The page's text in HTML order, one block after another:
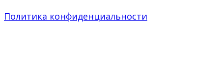
Политика конфиденциальности